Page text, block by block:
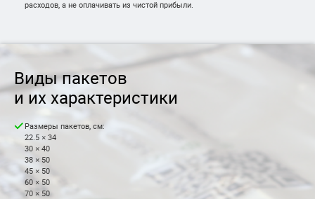
расходов, а не оплачивать из чистой прибыли.
Виды пакетов
и их характеристики
Размеры пакетов, см:
22.5 × 34
30 × 40
38 × 50
45 × 50
60 × 50
70 × 50